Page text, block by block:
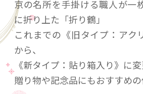
京の名所を手掛ける職人が一
に折り上た「折り鶴」
これまでの《旧タイプ：アク
から、
《新タイプ：貼り箱入り》に変
贈り物や記念品にもおすすめの